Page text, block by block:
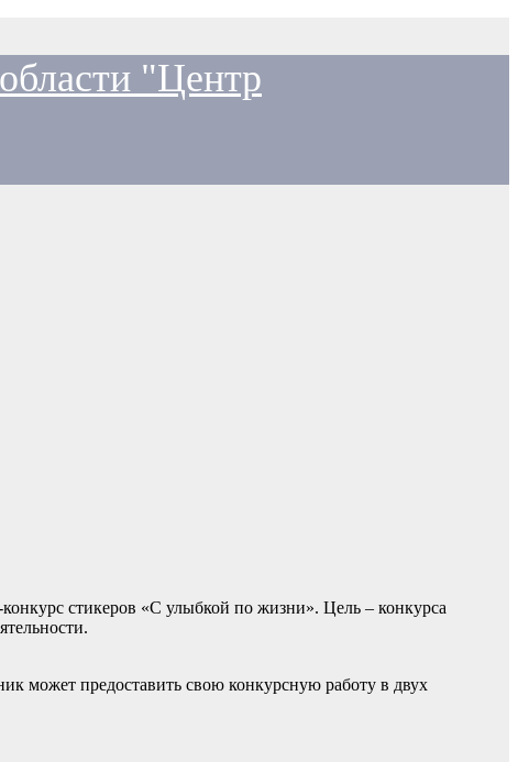
"Центр
стикеров «С улыбкой по жизни». Цель – конкурса
может предоставить свою конкурсную работу в двух